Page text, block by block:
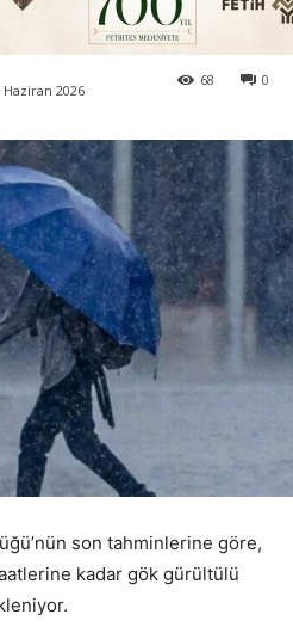
Haziran 2026
0
68
son tahminlerine göre,
kadar gök gürültülü